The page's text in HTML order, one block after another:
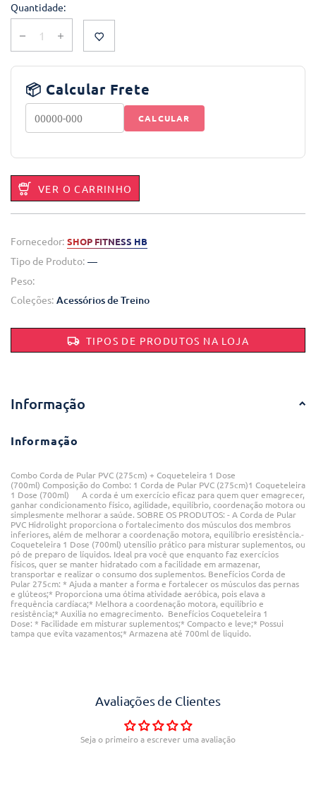
Quantidade:
📦 Calcular Frete
CALCULAR
VER O CARRINHO
Fornecedor: SHOP FITNESS HB
Tipo de Produto: —
Peso:
Coleções: Acessórios de Treino
TIPOS DE PRODUTOS NA LOJA
Informação
Informação
Combo Corda de Pular PVC (275cm) + Coqueteleira 1 Dose
(700ml) Composição do Combo: 1 Corda de Pular PVC (275cm)1 Coqueteleira
1 Dose (700ml) A corda é um exercício eficaz para quem quer emagrecer,
ganhar condicionamento físico, agilidade, equilíbrio, coordenação motora ou
simplesmente melhorar a saúde. SOBRE OS PRODUTOS: - A Corda de Pular
PVC Hidrolight proporciona o fortalecimento dos músculos dos membros
inferiores, além de melhorar a coordenação motora, equilíbrio eresistência.-
Coqueteleira 1 Dose (700ml) utensílio prático para misturar suplementos, ou
pó de preparo de líquidos. Ideal pra você que enquanto faz exercícios
físicos, quer se manter hidratado com a facilidade em armazenar,
transportar e realizar o consumo dos suplementos. Benefícios Corda de
Pular 275cm: * Ajuda a manter a forma e fortalecer os músculos das pernas
e glúteos;* Proporciona uma ótima atividade aeróbica, pois elava a
frequência cardíaca;* Melhora a coordenação motora, equilíbrio e
resistência;* Auxilia no emagrecimento. Benefícios Coqueteleira 1
Dose: * Facilidade em misturar suplementos;* Compacto e leve;* Possui
tampa que evita vazamentos;* Armazena até 700ml de liquido.
Avaliações de Clientes
Seja o primeiro a escrever uma avaliação